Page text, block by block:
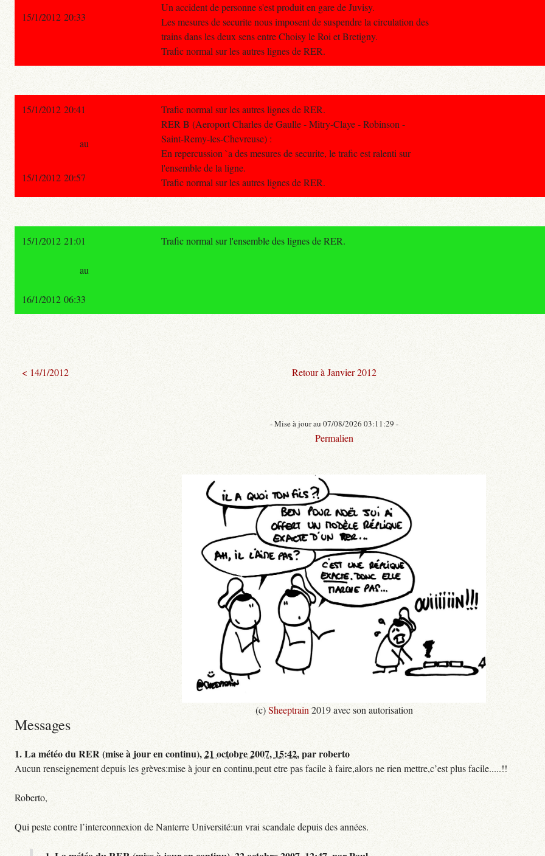
Un accident de personne s'est produit en gare de Juvisy.
Les mesures de securite nous imposent de suspendre la circulation des
trains dans les deux sens entre Choisy le Roi et Bretigny.
Trafic normal sur les autres lignes de RER.
15/1/2012 20:33
15/1/2012 20:41
Trafic normal sur les autres lignes de RER.
RER B (Aeroport Charles de Gaulle - Mitry-Claye - Robinson -
Saint-Remy-les-Chevreuse) :
En repercussion `a des mesures de securite, le trafic est ralenti sur
l'ensemble de la ligne.
Trafic normal sur les autres lignes de RER.
au
15/1/2012 20:57
15/1/2012 21:01 Trafic normal sur l'ensemble des lignes de RER.
au
16/1/2012 06:33
< 14/1/2012 Retour à Janvier 2012
- Mise à jour au 07/08/2026 03:11:29 -
Permalien
(c)Sheeptrain 2019 avec son autorisation
Messages
1.La météo du RER (mise à jour en continu),21 octobre 2007, 15:42,parroberto
Aucun renseignement depuis les grèves:mise à jour en continu,peut etre pas facile à faire,alors ne rien mettre,c’est plus facile.....!!
Roberto,
Qui peste contre l’interconnexion de Nanterre Université:un vrai scandale depuis des années.